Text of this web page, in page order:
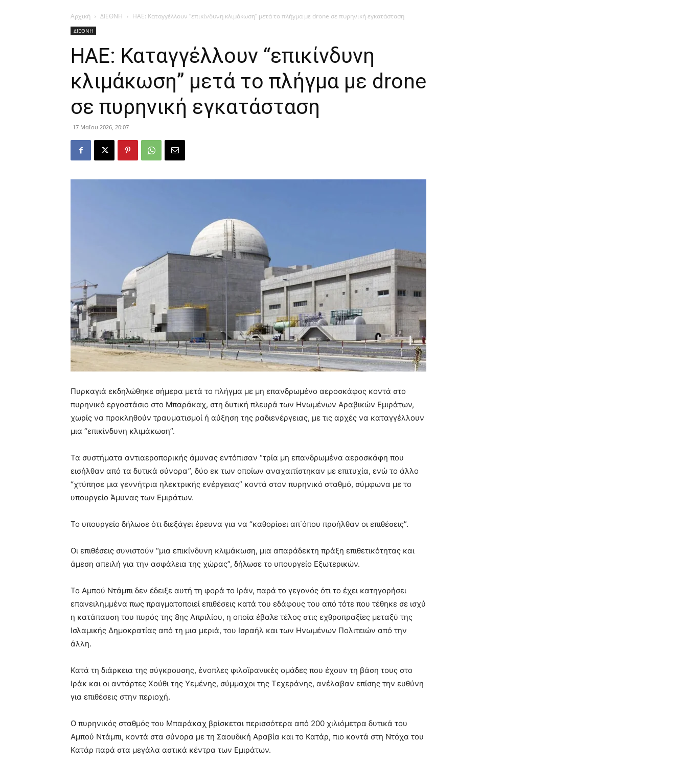
Αρχική ΔΙΕΘΝΗ ΗΑΕ: Καταγγέλλουν “επικίνδυνη κλιμάκωση” μετά το πλήγμα με drone σε πυρηνική εγκατάσταση
ΔΙΕΘΝΗ
ΗΑΕ: Καταγγέλλουν “επικίνδυνη
κλιμάκωση” μετά το πλήγμα με drone
σε πυρηνική εγκατάσταση
17 Μαΐου 2026, 20:07
Πυρκαγιά εκδηλώθηκε σήμερα μετά το πλήγμα με μη επανδρωμένο αεροσκάφος κοντά στο
πυρηνικό εργοστάσιο στο Μπαράκαχ, στη δυτική πλευρά των Ηνωμένων Αραβικών Εμιράτων,
χωρίς να προκληθούν τραυματισμοί ή αύξηση της ραδιενέργειας, με τις αρχές να καταγγέλλουν
μια “επικίνδυνη κλιμάκωση”.
Τα συστήματα αντιαεροπορικής άμυνας εντόπισαν “τρία μη επανδρωμένα αεροσκάφη που
εισήλθαν από τα δυτικά σύνορα”, δύο εκ των οποίων αναχαιτίστηκαν με επιτυχία, ενώ το άλλο
“χτύπησε μια γεννήτρια ηλεκτρικής ενέργειας” κοντά στον πυρηνικό σταθμό, σύμφωνα με το
υπουργείο Άμυνας των Εμιράτων.
Το υπουργείο δήλωσε ότι διεξάγει έρευνα για να “καθορίσει απ΄όπου προήλθαν οι επιθέσεις”.
Οι επιθέσεις συνιστούν “μια επικίνδυνη κλιμάκωση, μια απαράδεκτη πράξη επιθετικότητας και
άμεση απειλή για την ασφάλεια της χώρας”, δήλωσε το υπουργείο Εξωτερικών.
Το Αμπού Ντάμπι δεν έδειξε αυτή τη φορά το Ιράν, παρά το γεγονός ότι το έχει κατηγορήσει
επανειλημμένα πως πραγματοποιεί επιθέσεις κατά του εδάφους του από τότε που τέθηκε σε ισχύ
η κατάπαυση του πυρός της 8ης Απριλίου, η οποία έβαλε τέλος στις εχθροπραξίες μεταξύ της
Ισλαμικής Δημοκρατίας από τη μια μεριά, του Ισραήλ και των Ηνωμένων Πολιτειών από την
άλλη.
Κατά τη διάρκεια της σύγκρουσης, ένοπλες φιλοϊρανικές ομάδες που έχουν τη βάση τους στο
Ιράκ και οι αντάρτες Χούθι της Υεμένης, σύμμαχοι της Τεχεράνης, ανέλαβαν επίσης την ευθύνη
για επιθέσεις στην περιοχή.
Ο πυρηνικός σταθμός του Μπαράκαχ βρίσκεται περισσότερα από 200 χιλιόμετρα δυτικά του
Αμπού Ντάμπι, κοντά στα σύνορα με τη Σαουδική Αραβία και το Κατάρ, πιο κοντά στη Ντόχα του
Κατάρ παρά στα μεγάλα αστικά κέντρα των Εμιράτων.